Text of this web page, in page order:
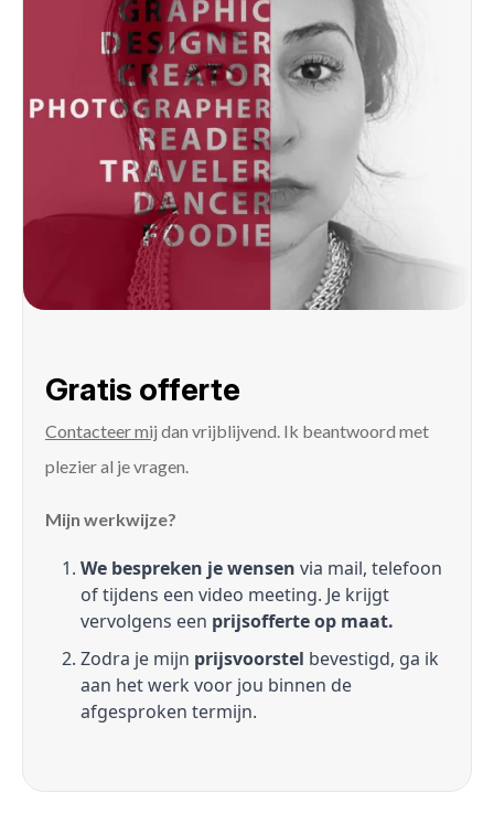
Gratis offerte
Contacteer mij dan vrijblijvend. Ik beantwoord met
plezier al je vragen.
Mijn werkwijze?
We bespreken je wensen via mail, telefoon
of tijdens een video meeting. Je krijgt
vervolgens een prijsofferte op maat.
Zodra je mijn prijsvoorstel bevestigd, ga ik
aan het werk voor jou binnen de
afgesproken termijn.